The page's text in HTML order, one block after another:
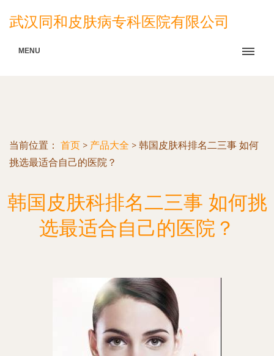
武汉同和皮肤病专科医院有限公司
MENU
当前位置： 首页 > 产品大全 > 韩国皮肤科排名二三事 如何
挑选最适合自己的医院？
韩国皮肤科排名二三事 如何挑
选最适合自己的医院？